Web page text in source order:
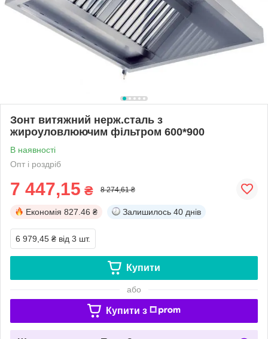
Зонт витяжний нерж.сталь з
жироуловлюючим фільтром 600*900
В наявності
Опт і роздріб
7 447,15 ₴ 8 274,61 ₴
Економія 827.46 ₴ Залишилось 40 днів
6 979,45 ₴ від 3 шт.
Купити
або
Купити з